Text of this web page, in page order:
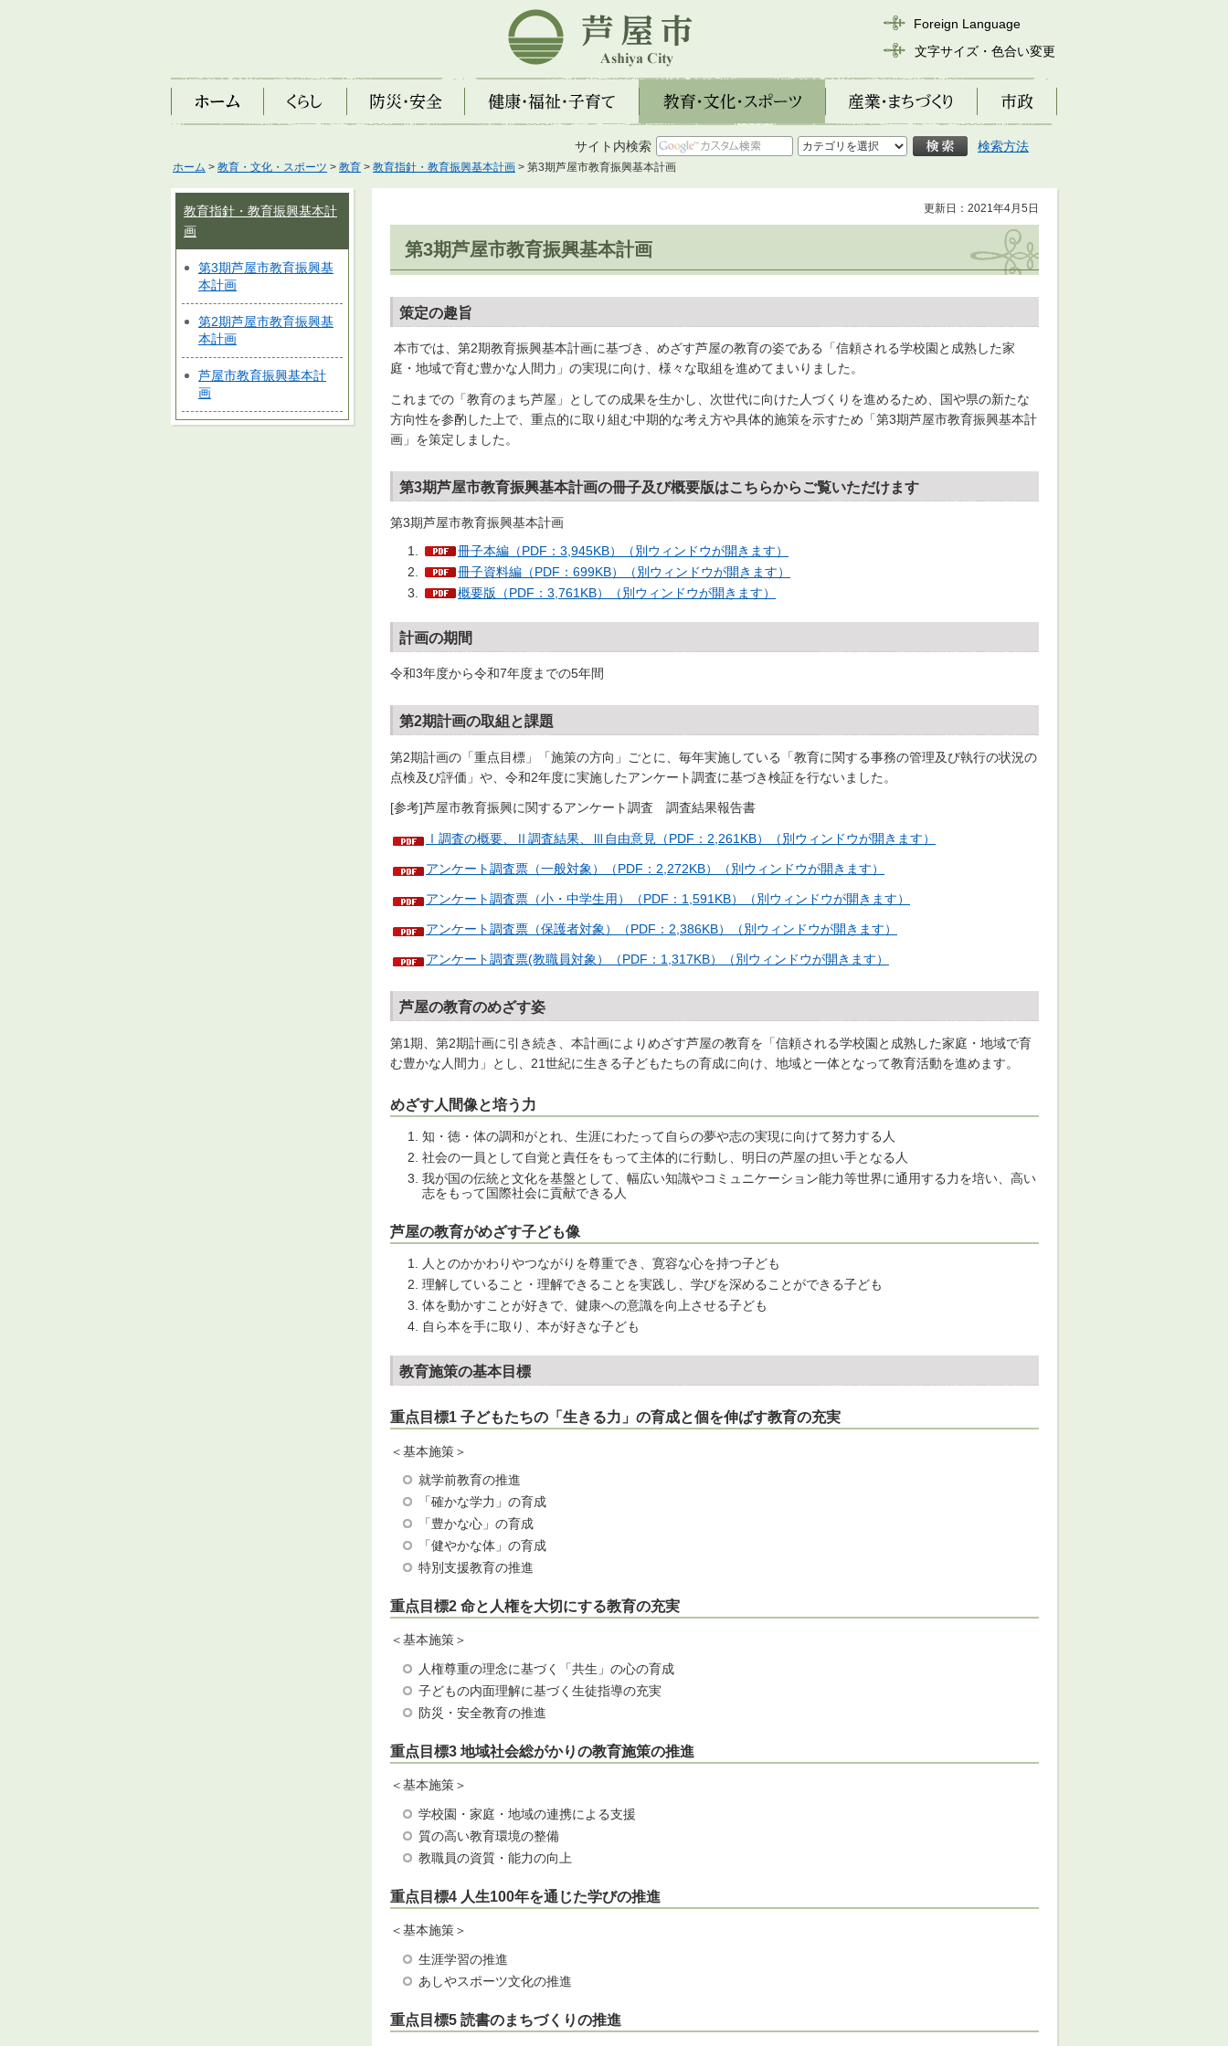
芦屋市
Foreign Language
文字サイズ・色合い変更
ホーム くらし 防災・安全 健康・福祉・子育て 教育・文化・スポーツ 産業・まちづくり 市政
サイト内検索 検索方法
ホーム > 教育・文化・スポーツ > 教育 > 教育指針・教育振興基本計画 > 第3期芦屋市教育振興基本計画
教育指針・教育振興基本計
画
第3期芦屋市教育振興基
本計画
第2期芦屋市教育振興基
本計画
芦屋市教育振興基本計
画
更新日：2021年4月5日
第3期芦屋市教育振興基本計画
策定の趣旨
本市では、第2期教育振興基本計画に基づき、めざす芦屋の教育の姿である「信頼される学校園と成熟した家
庭・地域で育む豊かな人間力」の実現に向け、様々な取組を進めてまいりました。
これまでの「教育のまち芦屋」としての成果を生かし、次世代に向けた人づくりを進めるため、国や県の新たな
方向性を参酌した上で、重点的に取り組む中期的な考え方や具体的施策を示すため「第3期芦屋市教育振興基本計
画」を策定しました。
第3期芦屋市教育振興基本計画の冊子及び概要版はこちらからご覧いただけます
第3期芦屋市教育振興基本計画
冊子本編（PDF：3,945KB）（別ウィンドウが開きます）
冊子資料編（PDF：699KB）（別ウィンドウが開きます）
概要版（PDF：3,761KB）（別ウィンドウが開きます）
計画の期間
令和3年度から令和7年度までの5年間
第2期計画の取組と課題
第2期計画の「重点目標」「施策の方向」ごとに、毎年実施している「教育に関する事務の管理及び執行の状況の
点検及び評価」や、令和2年度に実施したアンケート調査に基づき検証を行ないました。
[参考]芦屋市教育振興に関するアンケート調査 調査結果報告書
Ⅰ調査の概要、Ⅱ調査結果、Ⅲ自由意見（PDF：2,261KB）（別ウィンドウが開きます）
アンケート調査票（一般対象）（PDF：2,272KB）（別ウィンドウが開きます）
アンケート調査票（小・中学生用）（PDF：1,591KB）（別ウィンドウが開きます）
アンケート調査票（保護者対象）（PDF：2,386KB）（別ウィンドウが開きます）
アンケート調査票(教職員対象）（PDF：1,317KB）（別ウィンドウが開きます）
芦屋の教育のめざす姿
第1期、第2期計画に引き続き、本計画によりめざす芦屋の教育を「信頼される学校園と成熟した家庭・地域で育
む豊かな人間力」とし、21世紀に生きる子どもたちの育成に向け、地域と一体となって教育活動を進めます。
めざす人間像と培う力
知・徳・体の調和がとれ、生涯にわたって自らの夢や志の実現に向けて努力する人
社会の一員として自覚と責任をもって主体的に行動し、明日の芦屋の担い手となる人
我が国の伝統と文化を基盤として、幅広い知識やコミュニケーション能力等世界に通用する力を培い、高い
志をもって国際社会に貢献できる人
芦屋の教育がめざす子ども像
人とのかかわりやつながりを尊重でき、寛容な心を持つ子ども
理解していること・理解できることを実践し、学びを深めることができる子ども
体を動かすことが好きで、健康への意識を向上させる子ども
自ら本を手に取り、本が好きな子ども
教育施策の基本目標
重点目標1 子どもたちの「生きる力」の育成と個を伸ばす教育の充実
＜基本施策＞
就学前教育の推進
「確かな学力」の育成
「豊かな心」の育成
「健やかな体」の育成
特別支援教育の推進
重点目標2 命と人権を大切にする教育の充実
＜基本施策＞
人権尊重の理念に基づく「共生」の心の育成
子どもの内面理解に基づく生徒指導の充実
防災・安全教育の推進
重点目標3 地域社会総がかりの教育施策の推進
＜基本施策＞
学校園・家庭・地域の連携による支援
質の高い教育環境の整備
教職員の資質・能力の向上
重点目標4 人生100年を通じた学びの推進
＜基本施策＞
生涯学習の推進
あしやスポーツ文化の推進
重点目標5 読書のまちづくりの推進